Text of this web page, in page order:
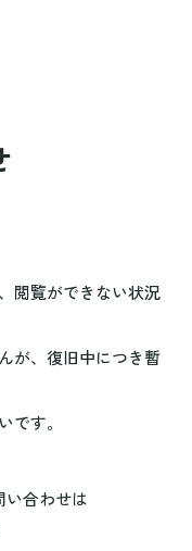
閲覧ができない状況
が、復旧中につき暫
です。
い合わせは